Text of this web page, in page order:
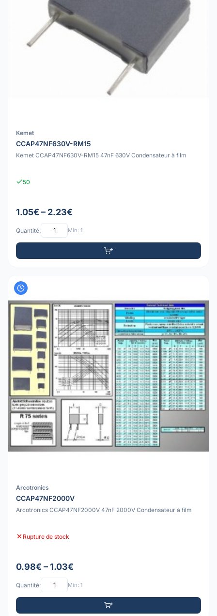
Kemet
CCAP47NF630V-RM15
Kemet CCAP47NF630V-RM15 47nF 630V Condensateur à film
50
1.05€ – 2.23€
Quantité: Min: 1
Arcotronics
CCAP47NF2000V
Arcotronics CCAP47NF2000V 47nF 2000V Condensateur à film
Rupture de stock
0.98€ – 1.03€
Quantité: Min: 1